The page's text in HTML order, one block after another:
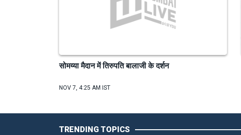
सोमय्या मैदान में तिरुपति बालाजी के दर्शन
NOV 7, 4:25 AM IST
TRENDING TOPICS